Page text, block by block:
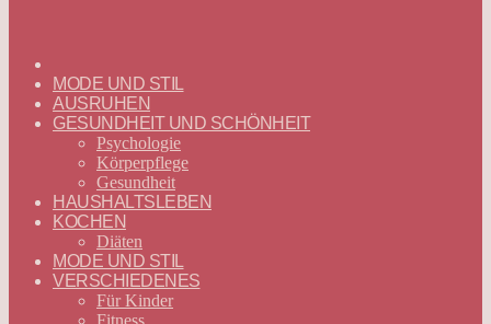
—
DEUTSCH
MODE UND STIL
AUSRUHEN
GESUNDHEIT UND SCHÖNHEIT
Psychologie
Körperpflege
Gesundheit
HAUSHALTSLEBEN
KOCHEN
Diäten
MODE UND STIL
VERSCHIEDENES
Für Kinder
Fitness